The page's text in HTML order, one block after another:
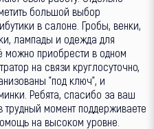
большой выбор
в салоне. Гробы, венки,
лампады и одежда для
можно приобрести в одном
на связи круглосуточно,
"под ключ", и
Ребята, спасибо за ваш
трудный момент поддерживаете
на высоком уровне.